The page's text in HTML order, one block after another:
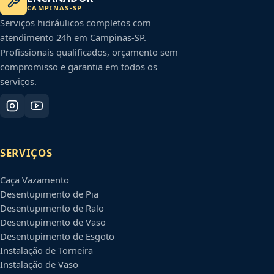
CAMPINAS-SP
Serviços hidráulicos completos com
atendimento 24h em Campinas-SP.
Profissionais qualificados, orçamento sem
compromisso e garantia em todos os
serviços.
SERVIÇOS
Caça Vazamento
Desentupimento de Pia
Desentupimento de Ralo
Desentupimento de Vaso
Desentupimento de Esgoto
Instalação de Torneira
Instalação de Vaso